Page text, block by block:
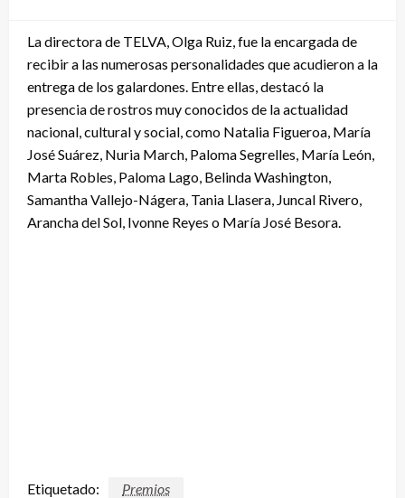
La directora de TELVA, Olga Ruiz, fue la encargada de
recibir a las numerosas personalidades que acudieron a la
entrega de los galardones. Entre ellas, destacó la
presencia de rostros muy conocidos de la actualidad
nacional, cultural y social, como Natalia Figueroa, María
José Suárez, Nuria March, Paloma Segrelles, María León,
Marta Robles, Paloma Lago, Belinda Washington,
Samantha Vallejo-Nágera, Tania Llasera, Juncal Rivero,
Arancha del Sol, Ivonne Reyes o María José Besora.
Etiquetado: Premios